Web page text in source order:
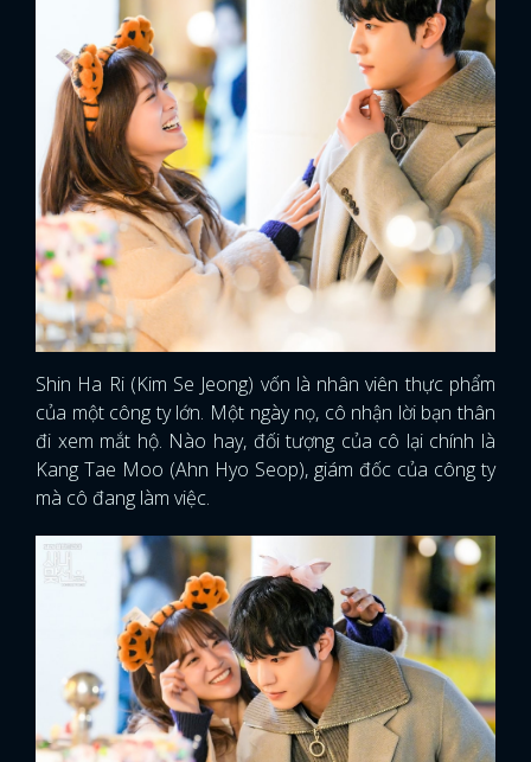
Shin Ha Ri (Kim Se Jeong) vốn là nhân viên thực phẩm
của một công ty lớn. Một ngày nọ, cô nhận lời bạn thân
đi xem mắt hộ. Nào hay, đối tượng của cô lại chính là
Kang Tae Moo (Ahn Hyo Seop), giám đốc của công ty
mà cô đang làm việc.